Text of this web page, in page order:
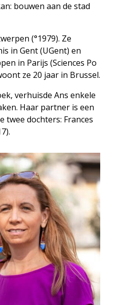
bouwen aan de stad
(°1979). Ze
in Gent (UGent) en
in Parijs (Sciences Po
ze 20 jaar in Brussel.
verhuisde Ans enkele
Haar partner is een
twee dochters: Frances